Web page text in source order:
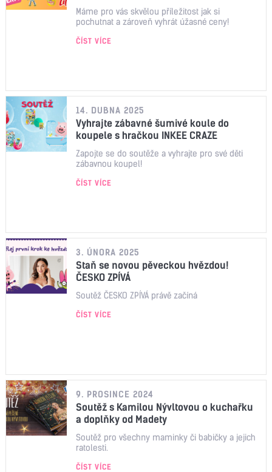
Máme pro vás skvělou příležitost jak si
pochutnat a zároveň vyhrát úžasné ceny!
ČÍST VÍCE
14. DUBNA 2025
Vyhrajte zábavné šumivé koule do
koupele s hračkou INKEE CRAZE
Zapojte se do soutěže a vyhrajte pro své děti
zábavnou koupel!
ČÍST VÍCE
3. ÚNORA 2025
Staň se novou pěveckou hvězdou!
ČESKO ZPÍVÁ
Soutěž ČESKO ZPÍVÁ právě začíná
ČÍST VÍCE
9. PROSINCE 2024
Soutěž s Kamilou Nývltovou o kuchařku
a doplňky od Madety
Soutěž pro všechny maminky či babičky a jejich
ratolesti.
ČÍST VÍCE